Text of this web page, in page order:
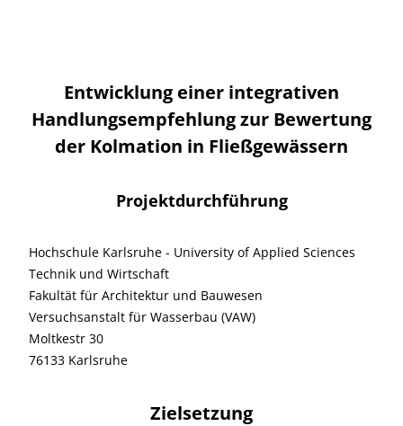
Entwicklung einer integrativen
Handlungsempfehlung zur Bewertung
der Kolmation in Fließgewässern
Projektdurchführung
Hochschule Karlsruhe - University of Applied Sciences
Technik und Wirtschaft
Fakultät für Architektur und Bauwesen
Versuchsanstalt für Wasserbau (VAW)
Moltkestr 30
76133 Karlsruhe
Zielsetzung